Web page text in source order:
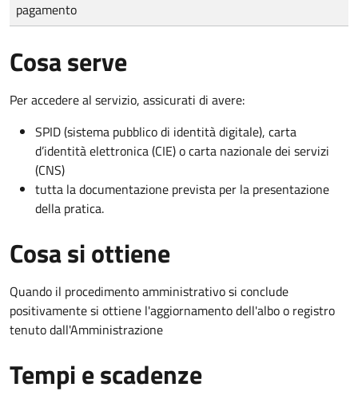
pagamento
Cosa serve
Per accedere al servizio, assicurati di avere:
SPID (sistema pubblico di identità digitale), carta
d’identità elettronica (CIE) o carta nazionale dei servizi
(CNS)
tutta la documentazione prevista per la presentazione
della pratica.
Cosa si ottiene
Quando il procedimento amministrativo si conclude
positivamente si ottiene l'aggiornamento dell'albo o registro
tenuto dall'Amministrazione
Tempi e scadenze